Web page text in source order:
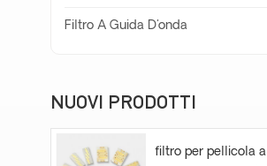
Filtro A Guida D'onda
NUOVI PRODOTTI
filtro per pellicola a